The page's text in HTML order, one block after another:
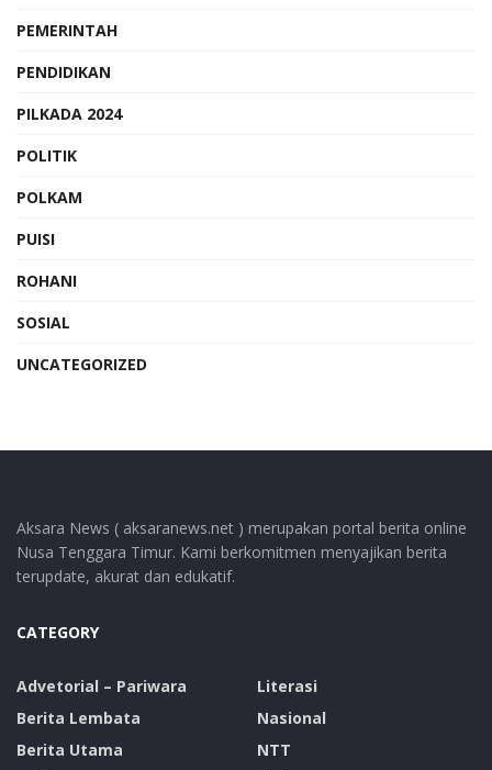
PEMERINTAH
PENDIDIKAN
PILKADA 2024
POLITIK
POLKAM
PUISI
ROHANI
SOSIAL
UNCATEGORIZED
Aksara News ( aksaranews.net ) merupakan portal berita online
Nusa Tenggara Timur. Kami berkomitmen menyajikan berita
terupdate, akurat dan edukatif.
CATEGORY
Advetorial – Pariwara
Berita Lembata
Berita Utama
Literasi
Nasional
NTT